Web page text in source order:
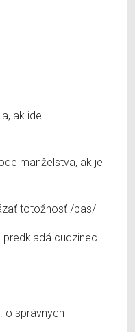
ak ide
manželstva, ak je
totožnosť /pas/
cudzinec
o správnych